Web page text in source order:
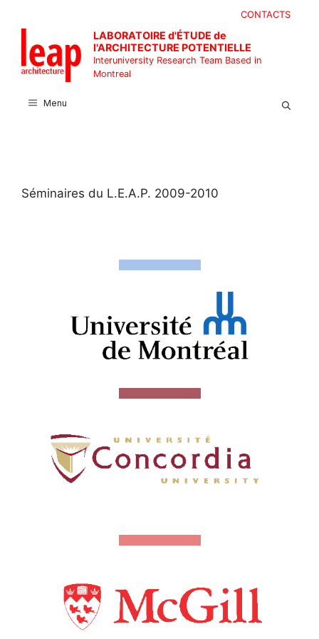
content
CONTACTS
LABORATOIRE d'ÉTUDE de
l'ARCHITECTURE POTENTIELLE
Interuniversity Research Team Based in
Montreal
Menu
Séminaires du L.E.A.P. 2009-2010